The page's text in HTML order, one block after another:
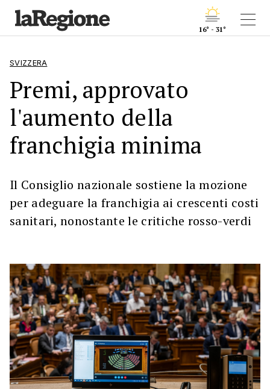
16° - 31°
SVIZZERA
Premi, approvato
l'aumento della
franchigia minima
Il Consiglio nazionale sostiene la mozione
per adeguare la franchigia ai crescenti costi
sanitari, nonostante le critiche rosso-verdi